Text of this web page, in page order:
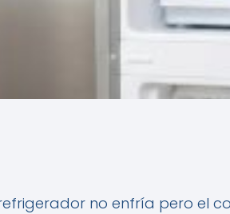
no enfría pero el